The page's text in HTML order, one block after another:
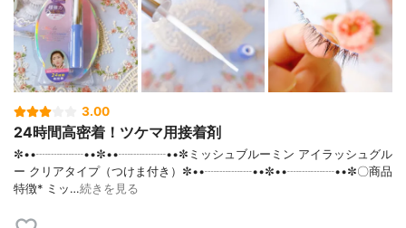
3.00
24時間高密着！ツケマ用接着剤
✼••┈┈┈┈••✼••┈┈┈┈••✼ミッシュブルーミン アイラッシュグル
ー クリアタイプ（つけま付き）✼••┈┈┈┈••✼••┈┈┈┈••✼〇商品
特徴* ミッ…続きを見る